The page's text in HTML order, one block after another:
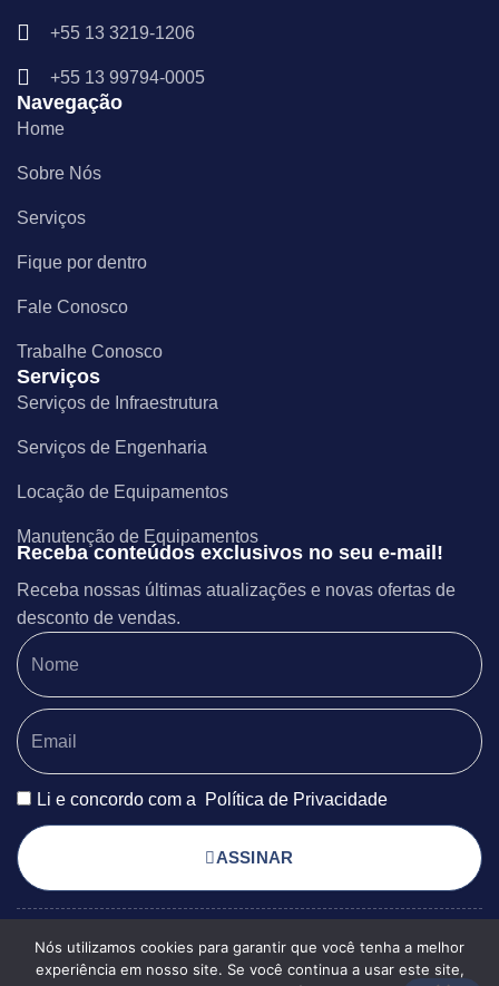
r
m
i
+55 13 3219-1206
+55 13 99794-0005
Navegação
Home
Sobre Nós
Serviços
Fique por dentro
Fale Conosco
Trabalhe Conosco
Serviços
Serviços de Infraestrutura
Serviços de Engenharia
Locação de Equipamentos
Manutenção de Equipamentos
Receba conteúdos exclusivos no seu e-mail!
Receba nossas últimas atualizações e novas ofertas de
desconto de vendas.
Li e concordo com a Política de Privacidade
ASSINAR
© 2025 EXSERGIA
POLÍTICA DE PRIVACIDADE
Nós utilizamos cookies para garantir que você tenha a melhor
experiência em nosso site. Se você continua a usar este site,